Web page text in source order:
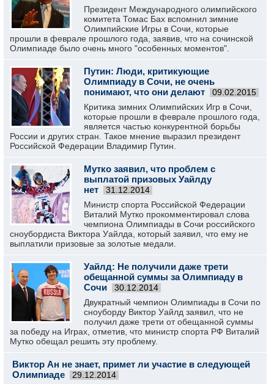
Президент Международного олимпийского
комитета Томас Бах вспомнил зимние
Олимпийские Игры в Сочи, которые
прошли в феврале прошлого года, заявив, что на сочинской
Олимпиаде было очень много "особенных моментов".
Путин: Люди, критикующие
Олимпиаду в Сочи, не очень
понимают, что они делают
09.02.2015
Критика зимних Олимпийских Игр в Сочи,
которые прошли в феврале прошлого года,
является частью конкурентной борьбы
России и других стран. Такое мнение выразил президент
Российской Федерации Владимир Путин.
Мутко заявил, что проблем с
выплатой призовых Уайлду
нет
31.12.2014
Министр спорта Российской Федерации
Виталий Мутко прокомментировал слова
чемпиона Олимпиады в Сочи российского
сноубордиста Виктора Уайлда, который заявил, что ему не
выплатили призовые за золотые медали.
Уайлд: Не получили даже трети
обещанной суммы за Олимпиаду в
Сочи
30.12.2014
Двукратный чемпион Олимпиады в Сочи по
сноуборду Виктор Уайлд заявил, что не
получил даже трети от обещанной суммы
за победу на Играх, отметив, что министр спорта РФ Виталий
Мутко обещал решить эту проблему.
Виктор Ан не знает, примет ли участие в следующей
Олимпиаде
29.12.2014